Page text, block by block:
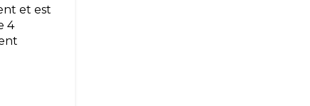
et est
4